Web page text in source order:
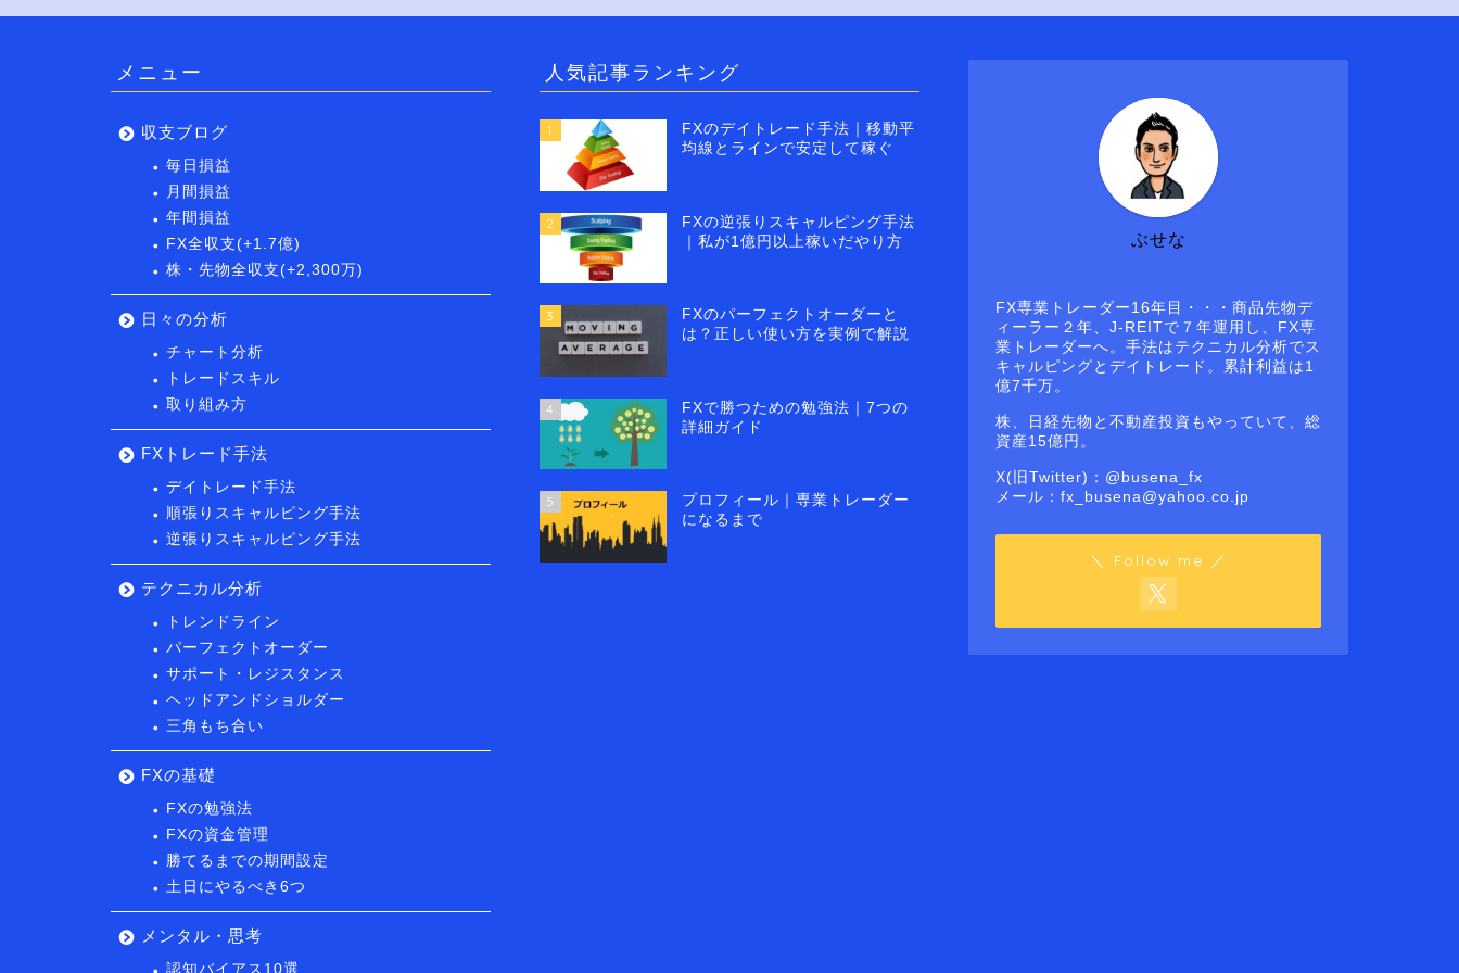
メニュー
収支ブログ
毎日損益
月間損益
年間損益
FX全収支(+1.7億)
株・先物全収支(+2,300万)
日々の分析
チャート分析
トレードスキル
取り組み方
FXトレード手法
デイトレード手法
順張りスキャルピング手法
逆張りスキャルピング手法
テクニカル分析
トレンドライン
パーフェクトオーダー
サポート・レジスタンス
ヘッドアンドショルダー
三角もち合い
FXの基礎
FXの勉強法
FXの資金管理
勝てるまでの期間設定
土日にやるべき6つ
メンタル・思考
認知バイアス10選
人気記事ランキング
1
FXのデイトレード手法｜移動平
均線とラインで安定して稼ぐ
2
FXの逆張りスキャルピング手法
｜私が1億円以上稼いだやり方
3
FXのパーフェクトオーダーと
は？正しい使い方を実例で解説
4
FXで勝つための勉強法｜7つの
詳細ガイド
5
プロフィール｜専業トレーダー
になるまで
ぶせな
FX専業トレーダー16年目・・・商品先物デ
ィーラー２年、J-REITで７年運用し、FX専
業トレーダーへ。手法はテクニカル分析でス
キャルピングとデイトレード。累計利益は1
億7千万。
株、日経先物と不動産投資もやっていて、総
資産15億円。
X(旧Twitter)：@busena_fx
メール：fx_busena@yahoo.co.jp
＼ Follow me ／